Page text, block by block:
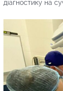
діагностику на